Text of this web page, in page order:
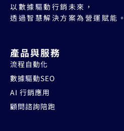
以數據驅動行銷未來，
透過智慧解決方案為營運賦能。
產品與服務
流程自動化
數據驅動SEO
AI 行銷應用
顧問諮詢陪跑